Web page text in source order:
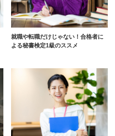
就職や転職だけじゃない！合格者に
よる秘書検定1級のススメ